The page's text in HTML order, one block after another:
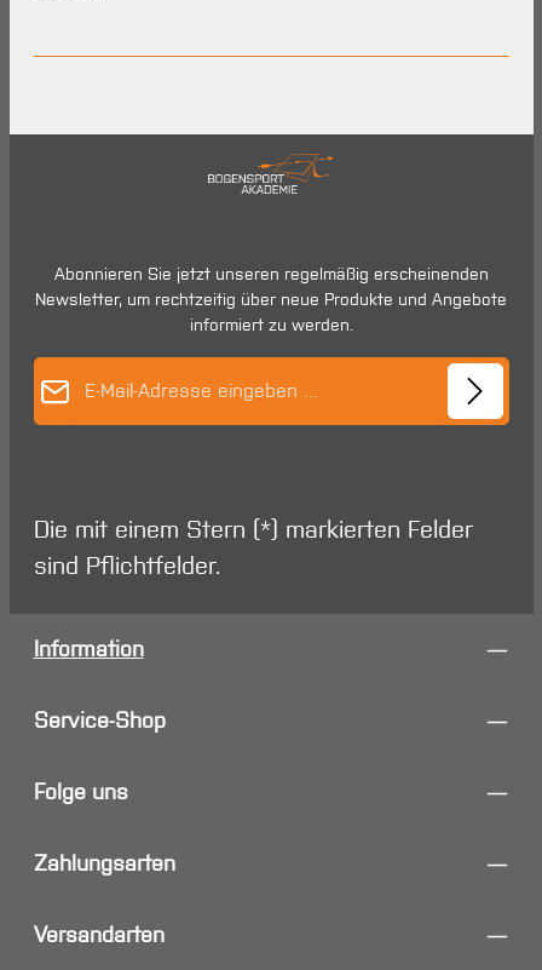
Abonnieren Sie jetzt unseren regelmäßig erscheinenden
Newsletter, um rechtzeitig über neue Produkte und Angebote
informiert zu werden.
Die mit einem Stern (*) markierten Felder
sind Pflichtfelder.
Information
Service-Shop
Folge uns
Zahlungsarten
Versandarten